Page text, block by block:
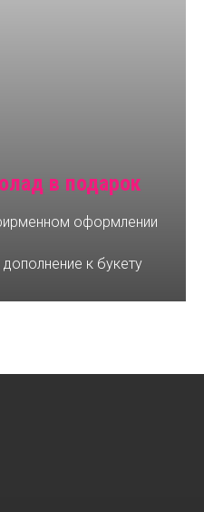
в подарок
оформлении
к букету